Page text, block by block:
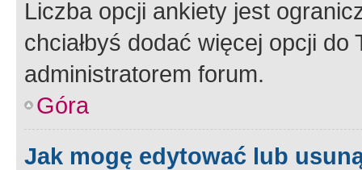
Liczba opcji ankiety jest
chciałbyś dodać więcej opcji
administratorem forum.
Góra
Jak mogę edytować lub